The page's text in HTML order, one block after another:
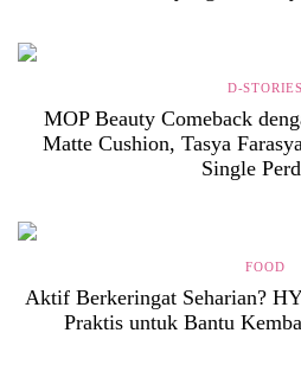
D-STORIES
MOP Beauty Comeback
Matte Cushion, Tasya
Single
FOOD
Aktif Berkeringat Seharian?
Praktis untuk Bantu